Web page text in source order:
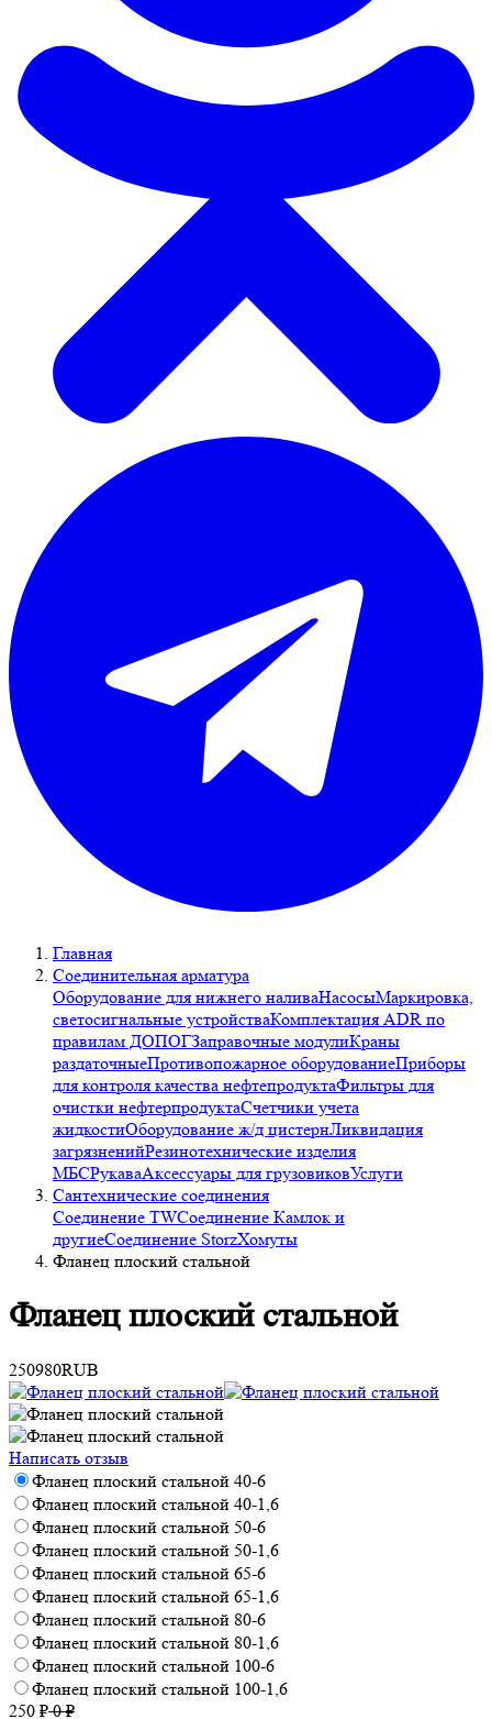
Главная
Соединительная арматура
Оборудование для нижнего наливаНасосыМаркировка,
светосигнальные устройстваКомплектация ADR по
правилам ДОПОГЗаправочные модулиКраны
раздаточныеПротивопожарное оборудованиеПриборы
для контроля качества нефтепродуктаФильтры для
очистки нефтерпродуктаСчетчики учета
жидкостиОборудование ж/д цистернЛиквидация
загрязненийРезинотехнические изделия
МБСРукаваАксессуары для грузовиковУслуги
Сантехнические соединения
Соединение TWСоединение Камлок и
другиеСоединение StorzХомуты
Фланец плоский стальной
Фланец плоский стальной
250980RUB
Написать отзыв
Фланец плоский стальной 40-6
Фланец плоский стальной 40-1,6
Фланец плоский стальной 50-6
Фланец плоский стальной 50-1,6
Фланец плоский стальной 65-6
Фланец плоский стальной 65-1,6
Фланец плоский стальной 80-6
Фланец плоский стальной 80-1,6
Фланец плоский стальной 100-6
Фланец плоский стальной 100-1,6
250 ₽0₽